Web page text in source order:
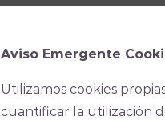
Aviso Emergente
Utilizamos cookies
cuantificar la utilización